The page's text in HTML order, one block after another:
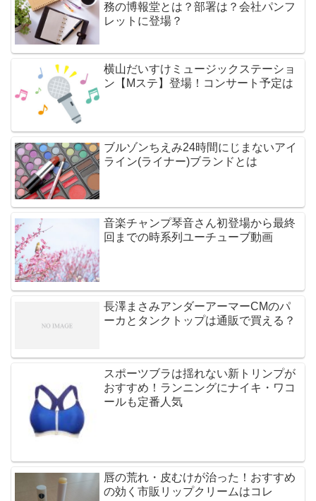
務の博報堂とは？部署は？会社パンフ
レットに登場？
横山だいすけミュージックステーショ
ン【Mステ】登場！コンサート予定は
ブルゾンちえみ24時間にじまないアイ
ライン(ライナー)ブランドとは
音楽チャンプ琴音さん初登場から最終
回までの時系列ユーチューブ動画
長澤まさみアンダーアーマーCMのパ
ーカとタンクトップは通販で買える？
スポーツブラは揺れない新トリンプが
おすすめ！ランニングにナイキ・ワコ
ールも定番人気
唇の荒れ・皮むけが治った！おすすめ
の効く市販リップクリームはコレ